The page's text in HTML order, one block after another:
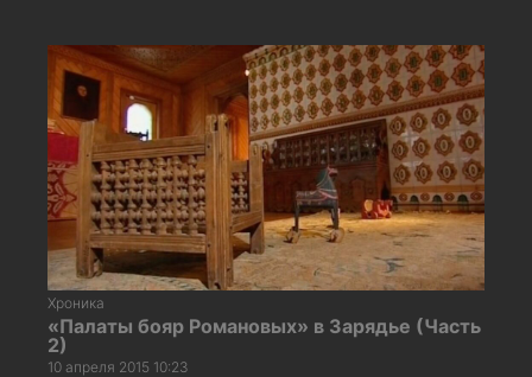
Хроника
«Палаты бояр Романовых» в Зарядье (Часть
2)
10 апреля 2015 10:23